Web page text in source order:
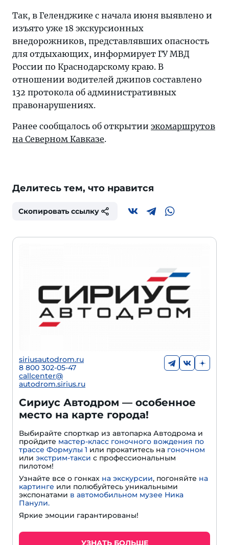
Так, в Геленджике с начала июня выявлено и
изъято уже 18 экскурсионных
внедорожников, представлявших опасность
для отдыхающих, информирует ГУ МВД
России по Краснодарскому краю. В
отношении водителей джипов составлено
132 протокола об административных
правонарушениях.
Ранее сообщалось об открытии экомаршрутов
на Северном Кавказе.
Делитесь тем, что нравится
Скопировать ссылку
siriusautodrom.ru
8 800 302-05-47
callcenter@
autodrom.sirius.ru
Сириус Автодром — особенное
место на карте города!
Выбирайте спорткар из автопарка Автодрома и
пройдите мастер-класс гоночного вождения по
трассе Формулы 1 или прокатитесь на гоночном
или экстрим-такси с профессиональным
пилотом!
Узнайте все о гонках на экскурсии, погоняйте на
картинге или полюбуйтесь уникальными
экспонатами в автомобильном музее Ника
Панули.
Яркие эмоции гарантированы!
УЗНАТЬ БОЛЬШЕ